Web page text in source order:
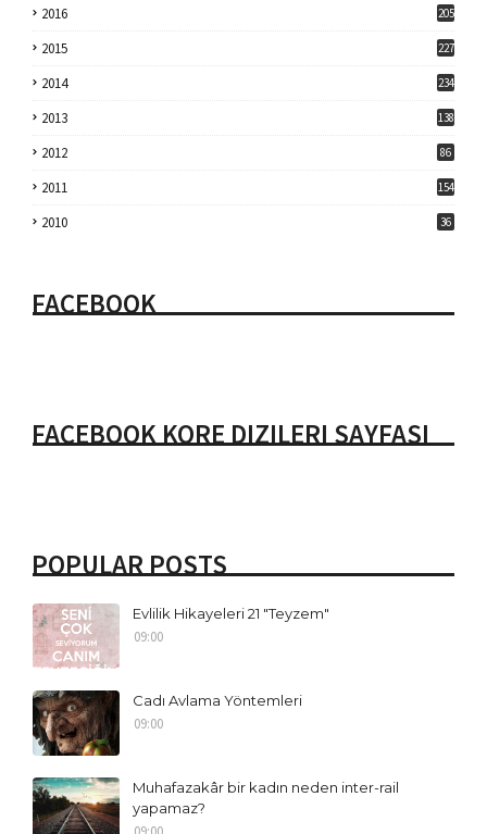
2016 205
2015 227
2014 234
2013 138
2012 86
2011 154
2010 36
FACEBOOK
FACEBOOK KORE DIZILERI SAYFASI
POPULAR POSTS
Evlilik Hikayeleri 21 "Teyzem"
09:00
Cadı Avlama Yöntemleri
09:00
Muhafazakâr bir kadın neden inter-rail
yapamaz?